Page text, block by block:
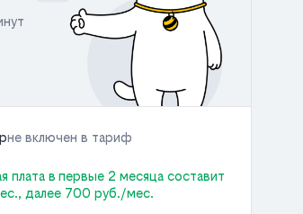
не включен в тариф
плата в первые 2 месяца составит
далее 700 руб./мес.